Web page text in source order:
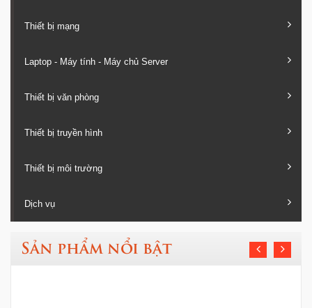
Thiết bị mạng
Laptop - Máy tính - Máy chủ Server
Thiết bị văn phòng
Thiết bị truyền hình
Thiết bị môi trường
Dịch vụ
Sản phẩm nổi bật